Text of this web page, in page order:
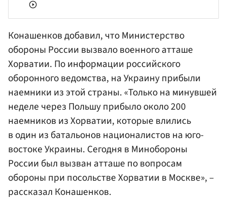
Конашенков добавил, что Министерство
обороны России вызвало военного атташе
Хорватии. По информации российского
оборонного ведомства, на Украину прибыли
наемники из этой страны. «Только на минувшей
неделе через Польшу прибыло около 200
наемников из Хорватии, которые влились
в один из батальонов националистов на юго-
востоке Украины. Сегодня в Минобороны
России был вызван атташе по вопросам
обороны при посольстве Хорватии в Москве», –
рассказал Конашенков.